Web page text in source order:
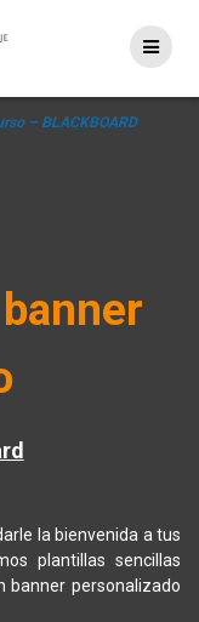
– BLACKBOARD
la bienvenida a tus
plantillas sencillas
banner personalizado